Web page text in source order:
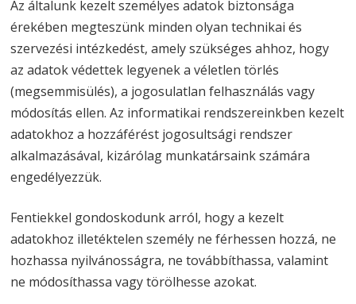
Az általunk kezelt személyes adatok biztonsága
érekében megteszünk minden olyan technikai és
szervezési intézkedést, amely szükséges ahhoz, hogy
az adatok védettek legyenek a véletlen törlés
(megsemmisülés), a jogosulatlan felhasználás vagy
módosítás ellen. Az informatikai rendszereinkben kezelt
adatokhoz a hozzáférést jogosultsági rendszer
alkalmazásával, kizárólag munkatársaink számára
engedélyezzük.
Fentiekkel gondoskodunk arról, hogy a kezelt
adatokhoz illetéktelen személy ne férhessen hozzá, ne
hozhassa nyilvánosságra, ne továbbíthassa, valamint
ne módosíthassa vagy törölhesse azokat.